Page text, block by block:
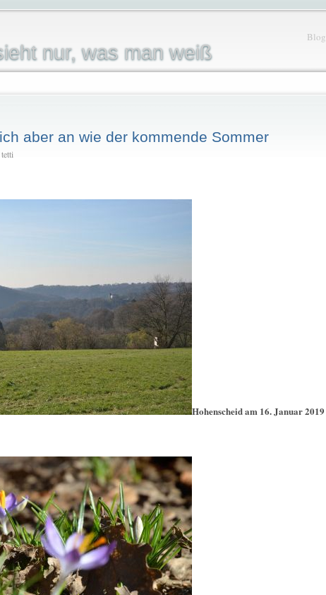
nur, was man weiß
Blog
aber an wie der kommende Sommer
Hohenscheid am 16. Januar 2019